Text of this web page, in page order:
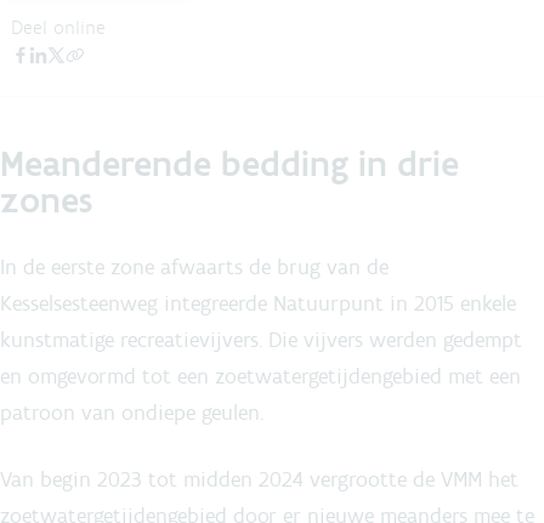
Deel online
Meanderende bedding in drie
zones
In de eerste zone afwaarts de brug van de
Kesselsesteenweg integreerde Natuurpunt in 2015 enkele
kunstmatige recreatievijvers. Die vijvers werden gedempt
en omgevormd tot een zoetwatergetijdengebied met een
patroon van ondiepe geulen.
Van begin 2023 tot midden 2024 vergrootte de VMM het
zoetwatergetijdengebied door er nieuwe meanders mee te